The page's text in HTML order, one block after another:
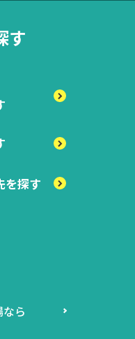
す
を探す
ら